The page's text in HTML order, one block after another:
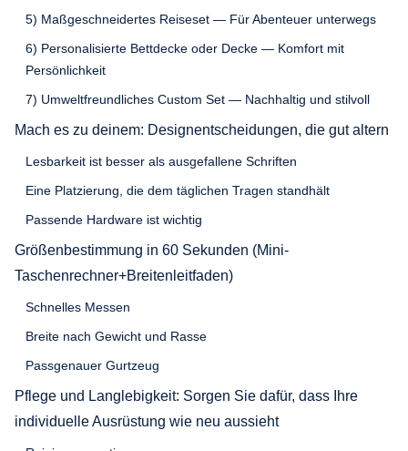
5) Maßgeschneidertes Reiseset — Für Abenteuer unterwegs
6) Personalisierte Bettdecke oder Decke — Komfort mit
Persönlichkeit
7) Umweltfreundliches Custom Set — Nachhaltig und stilvoll
Mach es zu deinem: Designentscheidungen, die gut altern
Lesbarkeit ist besser als ausgefallene Schriften
Eine Platzierung, die dem täglichen Tragen standhält
Passende Hardware ist wichtig
Größenbestimmung in 60 Sekunden (Mini-
Taschenrechner+Breitenleitfaden)
Schnelles Messen
Breite nach Gewicht und Rasse
Passgenauer Gurtzeug
Pflege und Langlebigkeit: Sorgen Sie dafür, dass Ihre
individuelle Ausrüstung wie neu aussieht